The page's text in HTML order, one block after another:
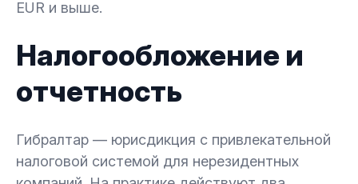
EUR и выше.
Налогообложение и
отчетность
Гибралтар — юрисдикция с привлекательной
налоговой системой для нерезидентных